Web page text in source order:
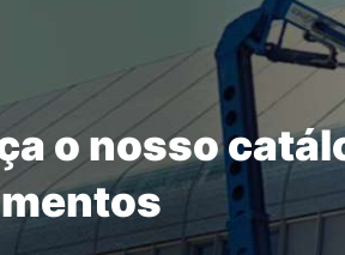
o nosso